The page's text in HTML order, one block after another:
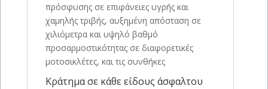
πρόσφυσης σε επιφάνειες υγρής και
χαμηλής τριβής, αυξημένη απόσταση σε
χιλιόμετρα και υψηλό βαθμό
προσαρμοστικότητας σε διαφορετικές
μοτοσικλέτες, και τις συνθήκες
Κράτημα σε κάθε είδους άσφαλτου